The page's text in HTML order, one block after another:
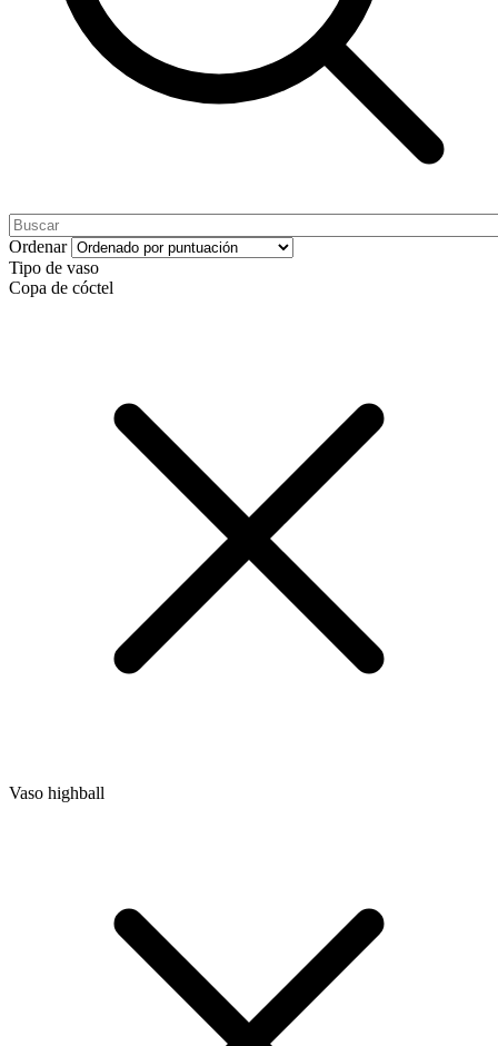
Ordenar
Tipo de vaso
Copa de cóctel
Vaso highball